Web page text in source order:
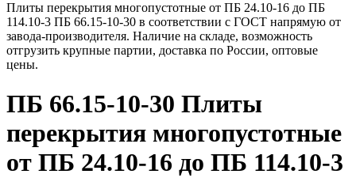
Плиты перекрытия многопустотные от ПБ 24.10-16 до ПБ
114.10-3 ПБ 66.15-10-30 в соответствии с ГОСТ напрямую от
завода-производителя. Наличие на складе, возможность
отгрузить крупные партии, доставка по России, оптовые
цены.
ПБ 66.15-10-30 Плиты
перекрытия многопустотные
от ПБ 24.10-16 до ПБ 114.10-3